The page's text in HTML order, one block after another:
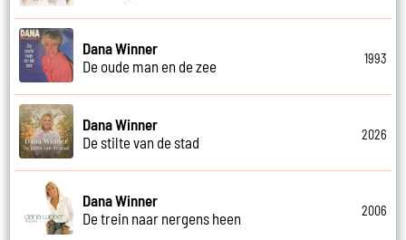
Dana Winner
De oude man en de zee
1993
Dana Winner
De stilte van de stad
2026
Dana Winner
De trein naar nergens heen
2006